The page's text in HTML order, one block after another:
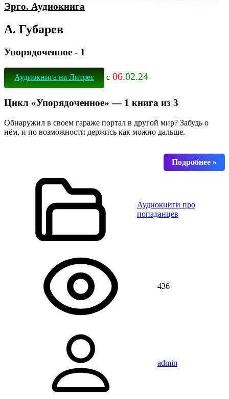
Эрго. Аудиокнига
А. Губарев
Упорядоченное - 1
Аудиокнига на Литрес с 06.02.24
Цикл «Упорядоченное» — 1 книга из 3
Обнаружил в своем гараже портал в другой мир? Забудь о
нём, и по возможности держись как можно дальше.
Аудиокниги про
попаданцев
436
admin